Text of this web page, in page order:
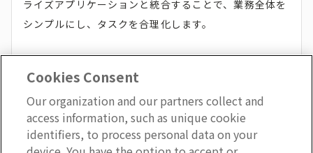
ライズアプリケーションと統合することで、業務全体を
シンプルにし、タスクを合理化します。
従業員はアプリのダッシュボードから毎日のタスクを管
従業員は一日を通して、課題やストレスに直面している
Cookies Consent
Our organization and our partners collect and
access information, such as unique cookie
identifiers, to process personal data on your